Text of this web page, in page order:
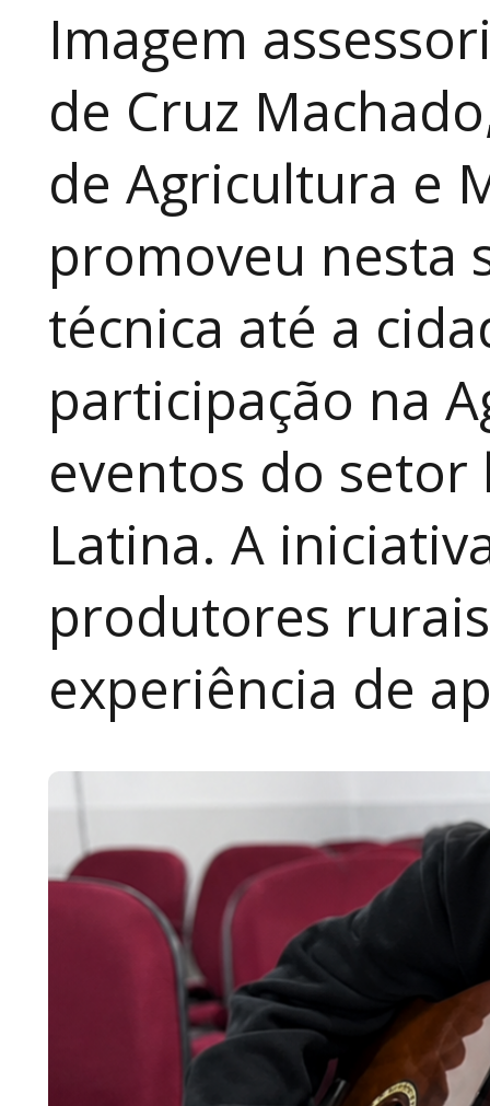
Imagem
de Cruz
de Agricultura e
promoveu nesta
técnica até a
participação na
eventos do
Latina. A
produtores
experiência de